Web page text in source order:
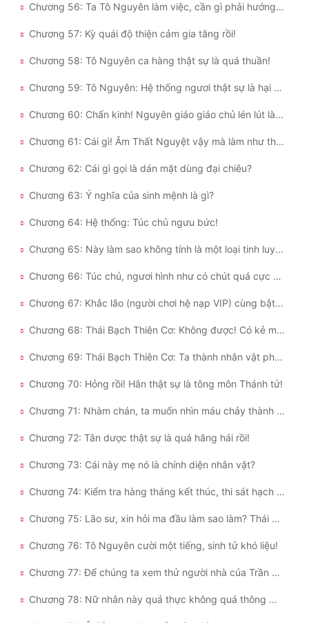
Chương 56: Ta Tô Nguyên làm việc, cần gì phải hướng người khác giải thích?
Chương 57: Kỳ quái độ thiện cảm gia tăng rồi!
Chương 58: Tô Nguyên ca hàng thật sự là quá thuần!
Chương 59: Tô Nguyên: Hệ thống ngươi thật sự là hại khổ ta rồi!
Chương 60: Chấn kinh! Nguyên giáo giáo chủ lén lút làm chuyện này...
Chương 61: Cái gì! Âm Thất Nguyệt vậy mà làm như thế?
Chương 62: Cái gì gọi là dán mặt dùng đại chiêu?
Chương 63: Ý nghĩa của sinh mệnh là gì?
Chương 64: Hệ thống: Túc chủ ngưu bức!
Chương 65: Này làm sao không tính là một loại tinh luyện đâu?
Chương 66: Túc chủ, ngươi hình như có chút quá cực đoan rồi!
Chương 67: Khắc lão (người chơi hệ nạp VIP) cùng bật hack!
Chương 68: Thái Bạch Thiên Cơ: Không được! Có kẻ muốn cướp vợ!
Chương 69: Thái Bạch Thiên Cơ: Ta thành nhân vật phản diện trong kịch khổ tình rồi?
Chương 70: Hỏng rồi! Hắn thật sự là tông môn Thánh tử!
Chương 71: Nhàm chán, ta muốn nhìn máu chảy thành sông!
Chương 72: Tân dược thật sự là quá hăng hái rồi!
Chương 73: Cái này mẹ nó là chính diện nhân vật?
Chương 74: Kiểm tra hàng tháng kết thúc, thi sát hạch bắt đầu!
Chương 75: Lão sư, xin hỏi ma đầu làm sao làm? Thái Bạch Thiên Cơ: Ngươi thu liễm một chút là được!
Chương 76: Tô Nguyên cười một tiếng, sinh tử khó liệu!
Chương 77: Để chúng ta xem thử người nhà của Trần Nặc Y nào!
Chương 78: Nữ nhân này quả thực không quá thông minh!